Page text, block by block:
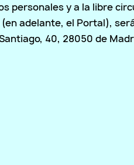
personales y a la libre
adelante, el Portal),
40, 28050 de